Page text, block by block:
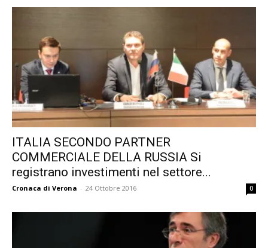
ITALIA SECONDO PARTNER
COMMERCIALE DELLA RUSSIA Si
registrano investimenti nel settore...
Cronaca di Verona - 24 Ottobre 2016 0